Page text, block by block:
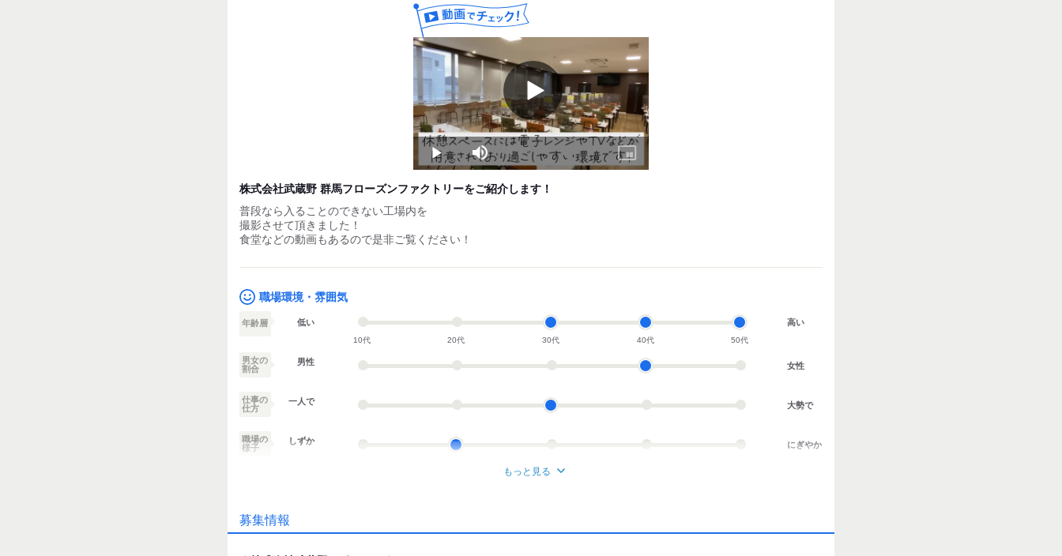
時給：1,070円(22時以降 1338円）
1日の収入：1,070円 × 5時間 ＝ 5,350円
月収：5,350円 × 20日 ＝ 約107,000円
「子育てが落ち着き、もう少し収入を増やしたい方にぴったり」
Play
Video
Play Mute
Picture-
in-
株式会社武蔵野 群馬フローズンファクトリーをご紹介します！
普段なら入ることのできない工場内を
撮影させて頂きました！
食堂などの動画もあるので是非ご覧ください！
職場環境・雰囲気
年齢層 低い
10代 20代 30代 40代 50代
高い
男女の
割合
男性 女性
仕事の
仕方
一人で 大勢で
職場の
様子
しずか にぎやか
個性が生かせる
もっと見る
募集情報